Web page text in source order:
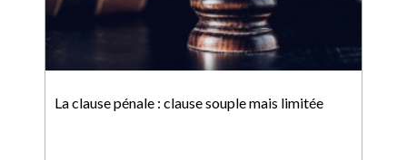
La clause pénale : clause souple mais limitée